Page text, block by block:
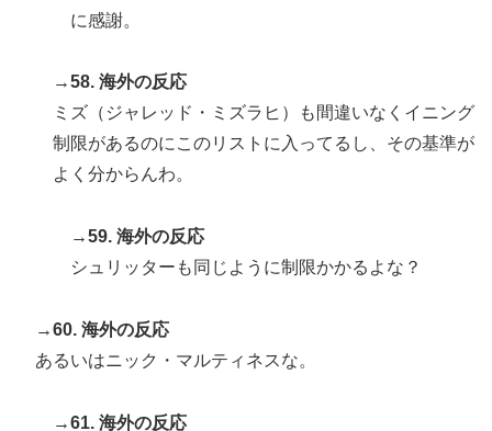
に感謝。
→58. 海外の反応
ミズ（ジャレッド・ミズラヒ）も間違いなくイニング
制限があるのにこのリストに入ってるし、その基準が
よく分からんわ。
→59. 海外の反応
シュリッターも同じように制限かかるよな？
→60. 海外の反応
あるいはニック・マルティネスな。
→61. 海外の反応